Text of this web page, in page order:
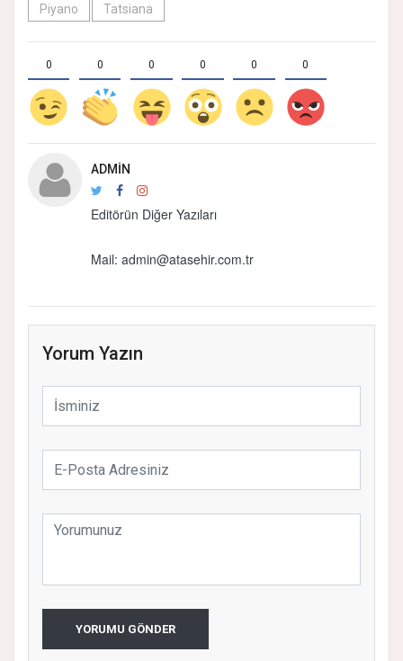
Piyano Tatsiana
0 0 0 0 0 0
ADMIN
Editörün Diğer Yazıları
Mail: admin@atasehir.com.tr
Yorum Yazın
YORUMU GÖNDER